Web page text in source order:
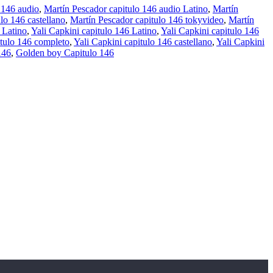
audio, Martín Pescador capitulo 146 audio Latino, Martín
146 castellano, Martín Pescador capitulo 146 tokyvideo, Martín
Latino, Yali Capkini capitulo 146 Latino, Yali Capkini capitulo 146
146 completo, Yali Capkini capitulo 146 castellano, Yali Capkini
, Golden boy Capitulo 146